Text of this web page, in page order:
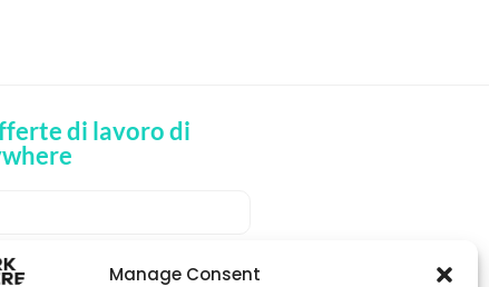
Manage Consent
di lavoro di
OFFERTE DI LAVORO